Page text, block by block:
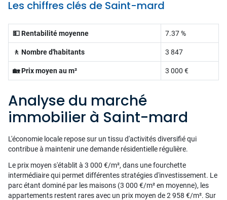
Les chiffres clés de Saint-mard
💵 Rentabilité moyenne 7.37 %
🚶 Nombre d'habitants 3 847
🏡 Prix moyen au m² 3 000 €
Analyse du marché
immobilier à Saint-mard
L'économie locale repose sur un tissu d'activités diversifié qui
contribue à maintenir une demande résidentielle régulière.
Le prix moyen s'établit à 3 000 €/m², dans une fourchette
intermédiaire qui permet différentes stratégies d'investissement. Le
parc étant dominé par les maisons (3 000 €/m² en moyenne), les
appartements restent rares avec un prix moyen de 2 958 €/m². Sur